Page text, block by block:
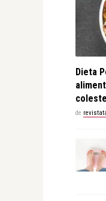
Dieta
de